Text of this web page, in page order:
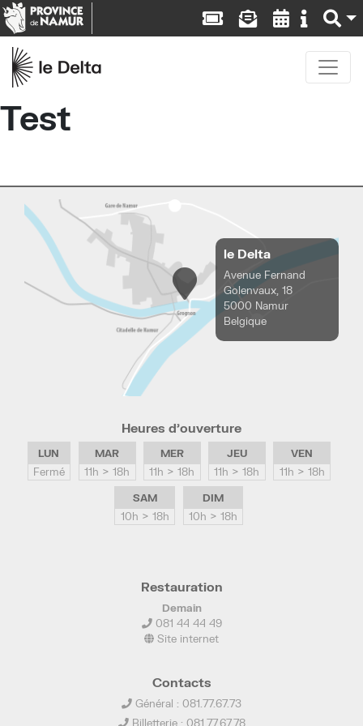
Test
le Delta
Avenue Fernand
Golenvaux, 18
5000 Namur
Belgique
Heures d’ouverture
LUN
Fermé
MAR
11h > 18h
MER
11h > 18h
JEU
11h > 18h
VEN
11h > 18h
SAM
10h > 18h
DIM
10h > 18h
Restauration
Demain
081 44 44 49
Site internet
Contacts
Général : 081.77.67.73
Billetterie : 081.77.67.78